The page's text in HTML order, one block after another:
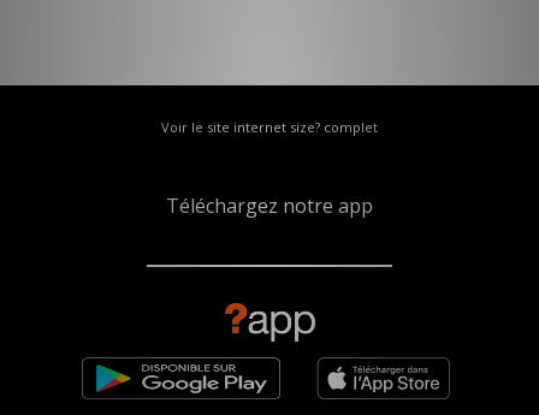
Voir le site internet size? complet
Téléchargez notre app